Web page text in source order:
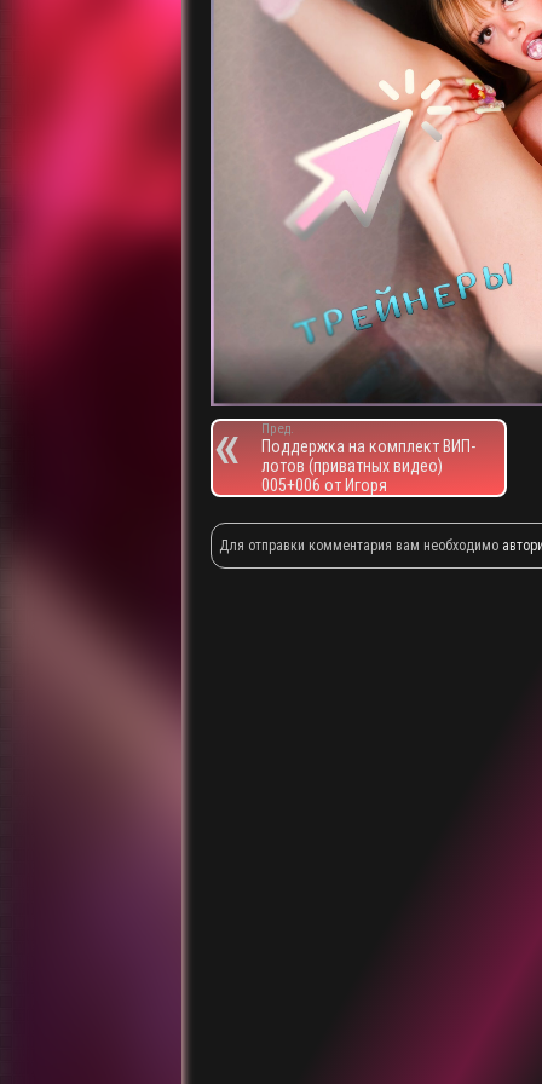
Пред.
Поддержка на комплект ВИП-
лотов (приватных видео)
005+006 от Игоря
Для отправки комментария вам необходимо